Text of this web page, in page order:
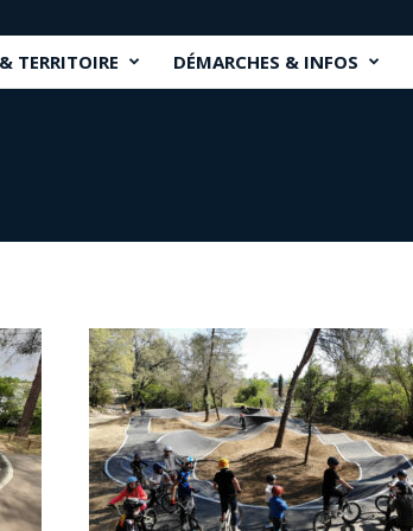
TERRITOIRE DÉMARCHES & INFOS